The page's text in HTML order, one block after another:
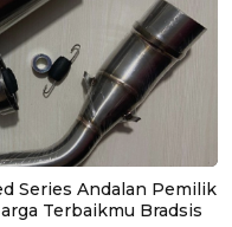
Series Andalan Pemilik
Terbaikmu Bradsis